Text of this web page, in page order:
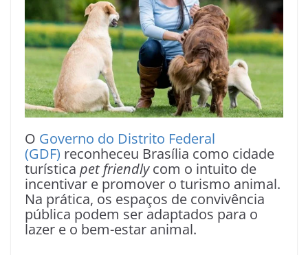
O Governo do Distrito Federal
(GDF) reconheceu Brasília como cidade
turística pet friendlycom o intuito de
incentivar e promover o turismo animal.
Na prática, os espaços de convivência
pública podem ser adaptados para o
lazer e o bem-estar animal.